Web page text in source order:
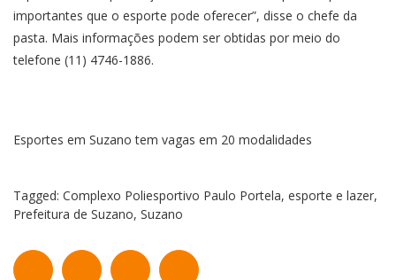
importantes que o esporte pode oferecer”, disse o chefe da
pasta. Mais informações podem ser obtidas por meio do
telefone (11) 4746-1886.
Esportes em Suzano tem vagas em 20 modalidades
Tagged: Complexo Poliesportivo Paulo Portela, esporte e lazer,
Prefeitura de Suzano, Suzano